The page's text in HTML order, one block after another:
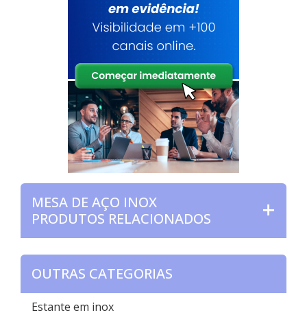
MESA DE AÇO INOX
PRODUTOS RELACIONADOS
OUTRAS CATEGORIAS
Estante em inox